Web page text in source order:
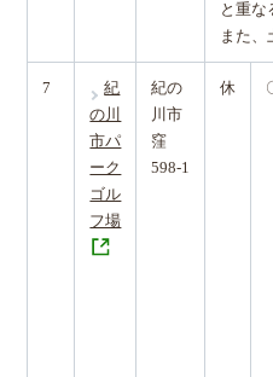
と重な
また、
7
紀
の川
市パ
ーク
ゴル
フ場
紀の
川市
窪
598-1
休